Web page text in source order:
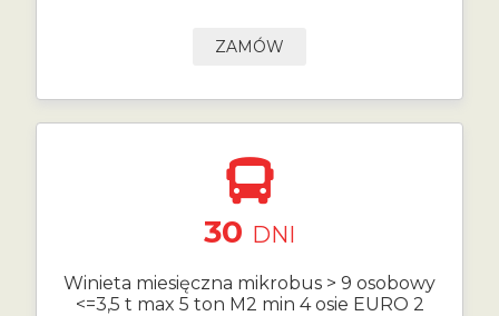
ZAMÓW
30 DNI
Winieta miesięczna mikrobus > 9 osobowy
<=3,5 t max 5 ton M2 min 4 osie EURO 2